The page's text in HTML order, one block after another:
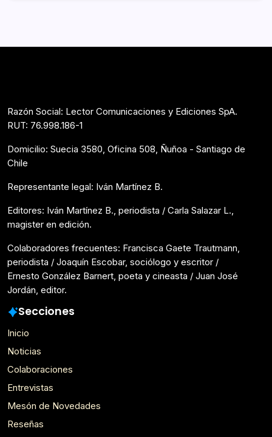
Razón Social: Lector Comunicaciones y Ediciones SpA.
RUT: 76.998.186-1
Domicilio: Suecia 3580, Oficina 508, Ñuñoa - Santiago de
Chile
Representante legal: Iván Martínez B.
Editores: Iván Martínez B., periodista / Carla Salazar L.,
magister en edición.
Colaboradores frecuentes: Francisca Gaete Trautmann,
periodista / Joaquín Escobar, sociólogo y escritor /
Ernesto González Barnert, poeta y cineasta / Juan José
Jordán, editor.
Secciones
Inicio
Noticias
Colaboraciones
Entrevistas
Mesón de Novedades
Reseñas